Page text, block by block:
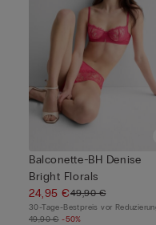
Balconette-BH Denise
Bright Florals
24,95 €49,90 €
30-Tage-Bestpreis vor
49,90 € -50%